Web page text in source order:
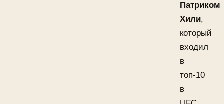
Патриком
Хили,
который
входил
в
топ-10
в